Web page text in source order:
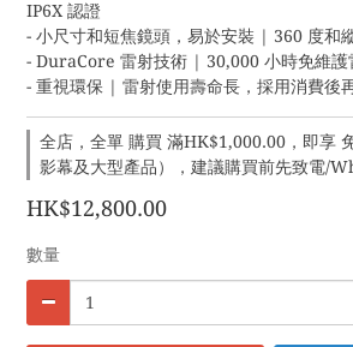
IP6X 認證
- 小尺寸和短焦鏡頭，易於安裝 | 360 度和
- DuraCore 雷射技術 | 30,000 小時免維護
- 重視環保 | 雷射使用壽命長，採用消費後
全店，全單 購買 滿HK$1,000.00，即享
影幕及大型產品），建議購買前先致電/
HK$12,800.00
數量